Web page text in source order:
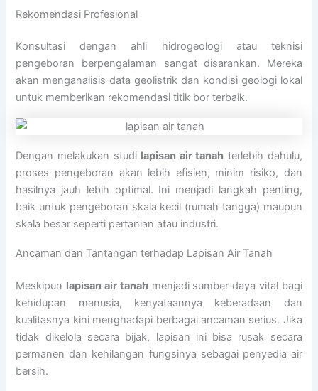
Rekomendasi Profesional
Konsultasi dengan ahli hidrogeologi atau teknisi
pengeboran berpengalaman sangat disarankan. Mereka
akan menganalisis data geolistrik dan kondisi geologi lokal
untuk memberikan rekomendasi titik bor terbaik.
Dengan melakukan studi lapisan air tanah terlebih dahulu,
proses pengeboran akan lebih efisien, minim risiko, dan
hasilnya jauh lebih optimal. Ini menjadi langkah penting,
baik untuk pengeboran skala kecil (rumah tangga) maupun
skala besar seperti pertanian atau industri.
Ancaman dan Tantangan terhadap Lapisan Air Tanah
Meskipun lapisan air tanahmenjadi sumber daya vital bagi
kehidupan manusia, kenyataannya keberadaan dan
kualitasnya kini menghadapi berbagai ancaman serius. Jika
tidak dikelola secara bijak, lapisan ini bisa rusak secara
permanen dan kehilangan fungsinya sebagai penyedia air
bersih.